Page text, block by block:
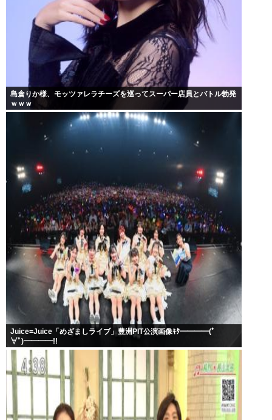
島倉りか様、モッツァレラチーズを巡ってスーパー店員とバトル勃発
ｗｗｗ
Juice=Juice「めざましライブ」豊洲PIT公演画像ｷﾀ━━━━(ﾟ
∀ﾟ)━━━━!!